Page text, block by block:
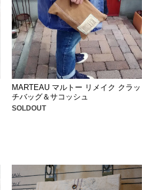
MARTEAU マルトー リメイク クラッ
チバッグ＆サコッシュ
SOLDOUT